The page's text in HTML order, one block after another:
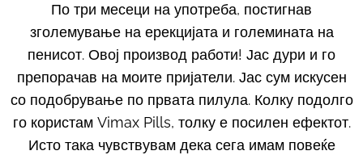
По три месеци на употреба, постигнав
зголемување на ерекцијата и големината на
пенисот. Овој производ работи! Јас дури и го
препорачав на моите пријатели. Јас сум искусен
со подобрување по првата пилула. Колку подолго
го користам Vimax Pills, толку е посилен ефектот.
Исто така чувствувам дека сега имам повеќе